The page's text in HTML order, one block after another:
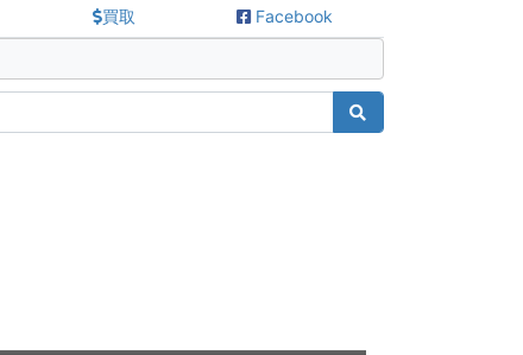
買取 Facebook